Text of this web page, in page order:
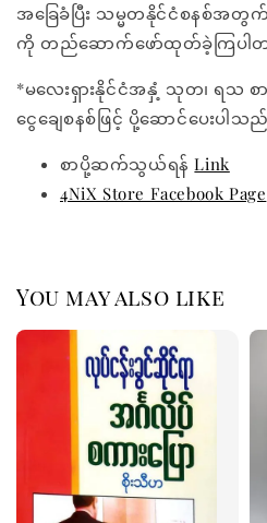
အခြေခံပြီး သမ္မတနိုင်ငံစနစ်အ
ကို တည်ဆောက်ဖော်ထုတ်ခဲ့ကြပါ
*မလေးရှားနိုင်ငံအနှံ့ သုတ၊ ရသ စာ
ငွေချေစနစ်ဖြင့် ပို့ဆောင်ပေးပါသ
စာပို့ဆက်သွယ်ရန်Link
4NiX Store Facebook Page
You may also like